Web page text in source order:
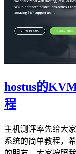
hostus的
程
主机测评率先给大
系统的简单教程，